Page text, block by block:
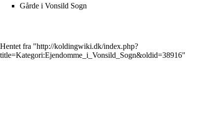
Gårde i Vonsild Sogn
Hentet fra "http://koldingwiki.dk/index.php?
title=Kategori:Ejendomme_i_Vonsild_Sogn&oldid=38916"